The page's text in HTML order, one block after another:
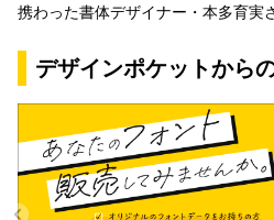
携わった書体デザイナー・本多育実
デザインポケットから